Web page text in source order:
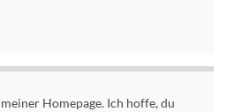
Homepage. Ich hoffe, du